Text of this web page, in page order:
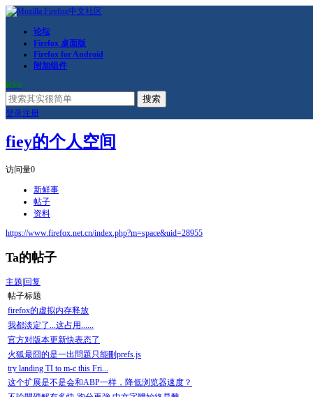
论坛
Firefox 桌面版
Firefox for Android
附加组件
RSS
搜索
登录注册
fiey的个人空间
访问量0
新鲜事
帖子
资料
https://www.firefox.net.cn/index.php?m=space&uid=28955
Ta的帖子
主题 回复
帖子标题
firefox的虚拟内存释放
我都淡定了...这占用......
官方对版本更新快表态了
火狐最囧的是一出問題只能刪prefs.js
try landing TI to m-c this Fri...
这个扩展是不是会和ABP一样，降低浏览器速度？